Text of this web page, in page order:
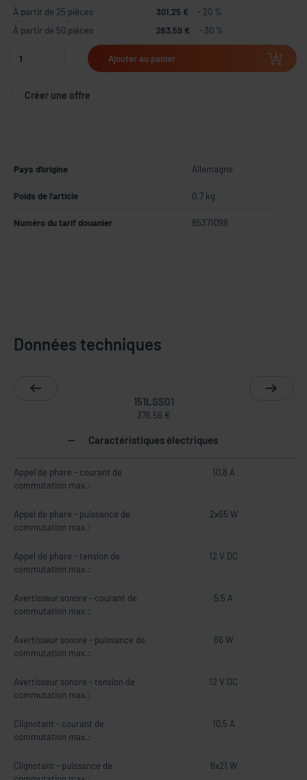
À partir de 25 pièces
301,25 €
- 20 %
À partir de 50 pièces
263,59 € - 30 %
Ajouter au panier
Créer une offre
Pays d'origine Allemagne
Poids de l'article 0.7 kg
Numéro du tarif douanier 85371098
Données techniques
151LSS01
376,56 €
Caractéristiques électriques
Appel de phare - courant de
commutation max.:
10,8 A
Appel de phare - puissance de
commutation max.:
2x65 W
Appel de phare - tension de
commutation max.:
12 V DC
Avertisseur sonore - courant de
commutation max.:
5,5 A
Avertisseur sonore - puissance de
commutation max.:
66 W
Avertisseur sonore - tension de
commutation max.:
12 V DC
Clignotant - courant de
commutation max.:
10,5 A
Clignotant - puissance de
6x21 W